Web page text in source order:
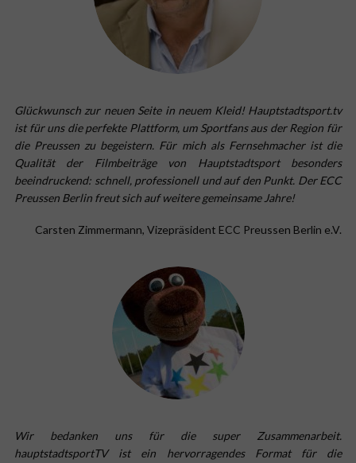
Glückwunsch zur neuen Seite in neuem Kleid! Hauptstadtsport.tv
ist für uns die perfekte Plattform, um Sportfans aus der Region für
die Preussen zu begeistern. Für mich als Fernsehmacher ist die
Qualität der Filmbeiträge von Hauptstadtsport besonders
beeindruckend: schnell, professionell und auf den Punkt. Der ECC
Preussen Berlin freut sich auf weitere gemeinsame Jahre!
Carsten Zimmermann, Vizepräsident ECC Preussen Berlin e.V.
Wir bedanken uns für die super Zusammenarbeit.
hauptstadtsportTV ist ein hervorragendes Format für die